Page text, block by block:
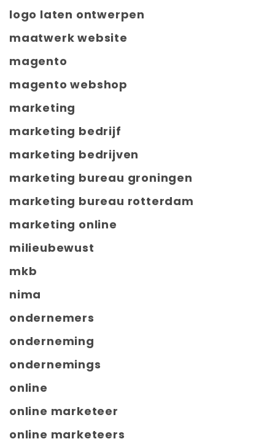
logo laten ontwerpen
maatwerk website
magento
magento webshop
marketing
marketing bedrijf
marketing bedrijven
marketing bureau groningen
marketing bureau rotterdam
marketing online
milieubewust
mkb
nima
ondernemers
onderneming
ondernemings
online
online marketeer
online marketeers